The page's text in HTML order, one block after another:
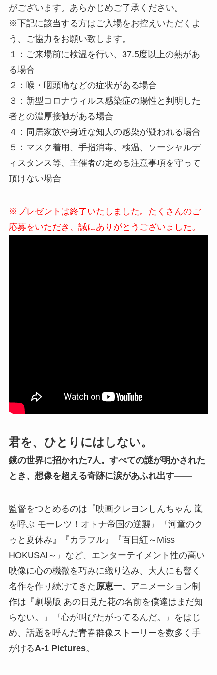
がございます。あらかじめご了承ください。
※下記に該当する方はご入場をお控えいただくよ
う、ご協力をお願い致します。
１：ご来場前に検温を行い、37.5度以上の熱があ
る場合
２：喉・咽頭痛などの症状がある場合
３：新型コロナウィルス感染症の陽性と判明した
者との濃厚接触がある場合
４：同居家族や身近な知人の感染が疑われる場合
５：マスク着用、手指消毒、検温、ソーシャルデ
ィスタンス等、主催者の定める注意事項を守って
頂けない場合
※プレゼントは終了いたしました。たくさんのご
応募をいただき、誠にありがとうございました。
君を、ひとりにはしない。
鏡の世界に招かれた7人。すべての謎が明かされた
とき、想像を超える奇跡に涙があふれ出す――
監督をつとめるのは『映画クレヨンしんちゃん 嵐
を呼ぶ モーレツ！オトナ帝国の逆襲』『河童のク
ゥと夏休み』『カラフル』『百日紅～Miss
HOKUSAI～』など、エンターテイメント性の高い
映像に心の機微を巧みに織り込み、大人にも響く
名作を作り続けてきた 原恵一。アニメーション制
作は『劇場版 あの日見た花の名前を僕達はまだ知
らない。』『心が叫びたがってるんだ。』をはじ
め、話題を呼んだ青春群像ストーリーを数多く手
がけるA-1 Pictures。